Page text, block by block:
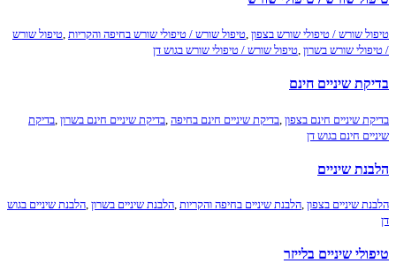
שורש / טיפולי שורש בצפון ,טיפול שורש / טיפולי שורש בחיפה והקריות,טיפול שורש
שורש בשרון ,טיפול שורש / טיפולי שורש בגוש דן
שיניים חינם
שיניים חינם בצפון ,בדיקת שיניים חינם בחיפה,בדיקת שיניים חינם בשרון ,בדיקת
חינם בגוש דן
שיניים
שיניים בצפון ,הלבנת שיניים בחיפה והקריות,הלבנת שיניים בשרון ,הלבנת שיניים בגוש
שיניים בלייזר